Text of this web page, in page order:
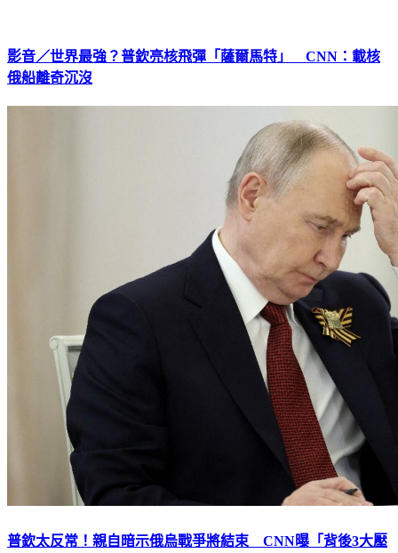
影音／世界最強？普欽亮核飛彈「薩爾馬特」 CNN：載核
俄船離奇沉沒
普欽太反常！親自暗示俄烏戰爭將結束 CNN曝「背後3大壓